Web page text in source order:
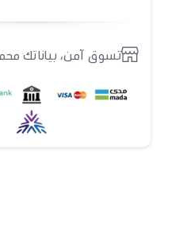
تسوق آمن، بياناتك